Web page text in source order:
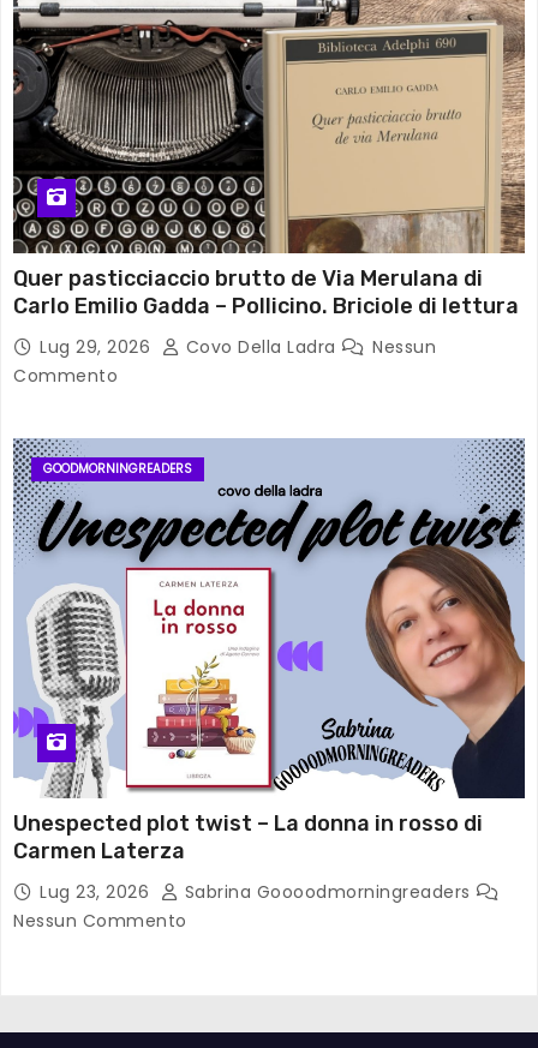
Quer pasticciaccio brutto de Via Merulana di
Carlo Emilio Gadda – Pollicino. Briciole di lettura
Lug 29, 2026 Covo Della Ladra
Nessun
Commento
GOODMORNINGREADERS
Unespected plot twist – La donna in rosso di
Carmen Laterza
Lug 23, 2026
Sabrina Goooodmorningreaders
Nessun Commento